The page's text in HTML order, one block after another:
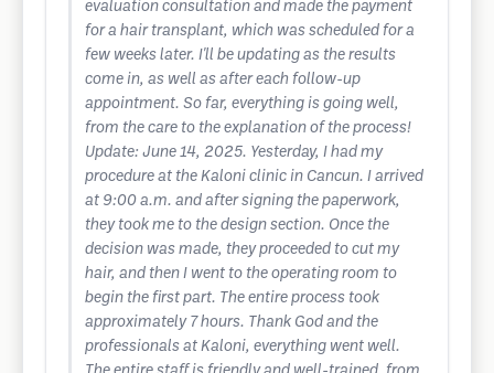
evaluation consultation and made the payment
for a hair transplant, which was scheduled for a
few weeks later. I'll be updating as the results
come in, as well as after each follow-up
appointment. So far, everything is going well,
from the care to the explanation of the process!
Update: June 14, 2025. Yesterday, I had my
procedure at the Kaloni clinic in Cancun. I arrived
at 9:00 a.m. and after signing the paperwork,
they took me to the design section. Once the
decision was made, they proceeded to cut my
hair, and then I went to the operating room to
begin the first part. The entire process took
approximately 7 hours. Thank God and the
professionals at Kaloni, everything went well.